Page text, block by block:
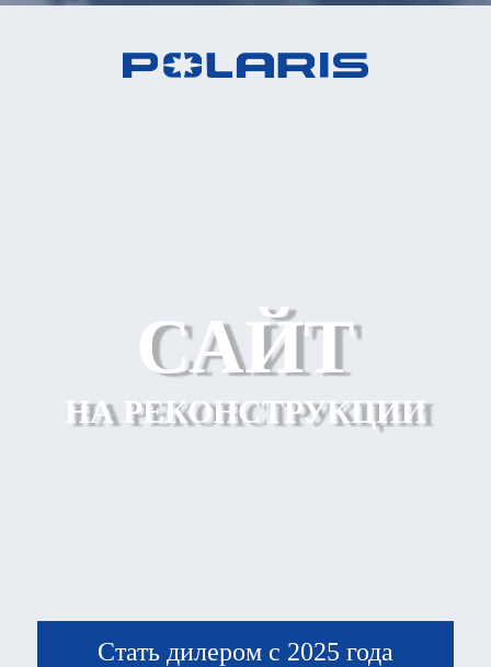
САЙТ
НА РЕКОНСТРУКЦИИ
Стать дилером с 2025 года